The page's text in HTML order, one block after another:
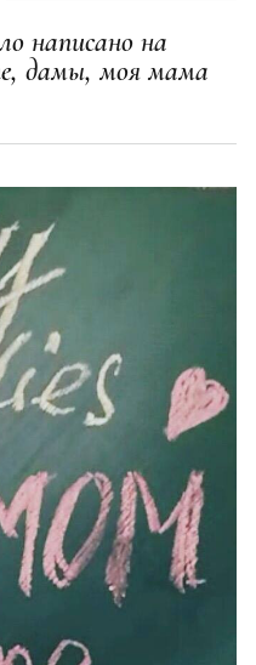
написано на
дамы, моя мама